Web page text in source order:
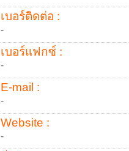
เบอร์ติดต่อ :
-
เบอร์แฟกซ์ :
-
E-mail :
-
Website :
-